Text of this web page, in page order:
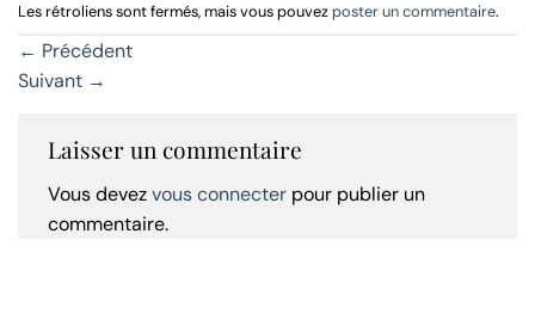
Les rétroliens sont fermés, mais vous pouvez poster un commentaire.
← Précédent
Suivant →
Laisser un commentaire
Vous devezvous connecter pour publier un
commentaire.